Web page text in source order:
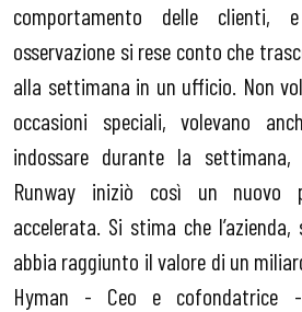
comportamento delle clienti,
osservazione si rese conto che
alla settimana in un ufficio. Non
occasioni speciali, volevano
indossare durante la
Runway iniziò così un nuovo
accelerata. Si stima che
abbia raggiunto il valore di un
Hyman - Ceo e